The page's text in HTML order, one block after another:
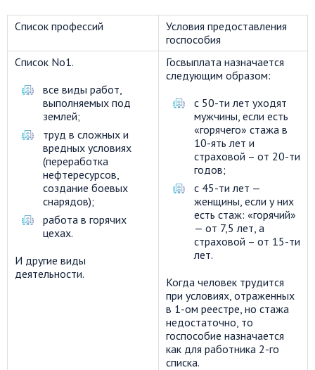
Список профессий
Условия предоставления
госпособия
Список No1.
все виды работ,
выполняемых под
землей;
труд в сложных и
вредных условиях
(переработка
нефтересурсов,
создание боевых
снарядов);
работа в горячих
цехах.
И другие виды
деятельности.
Госвыплата назначается
следующим образом:
с 50-ти лет уходят
мужчины, если есть
«горячего» стажа в
10-ять лет и
страховой – от 20-ти
годов;
с 45-ти лет —
женщины, если у них
есть стаж: «горячий»
— от 7,5 лет, а
страховой – от 15-ти
лет.
Когда человек трудится
при условиях, отраженных
в 1-ом реестре, но стажа
недостаточно, то
госпособие назначается
как для работника 2-го
списка.